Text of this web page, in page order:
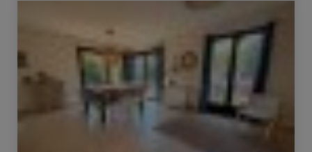
Venda Casa Doussard 4 Quartos 106.38 m²